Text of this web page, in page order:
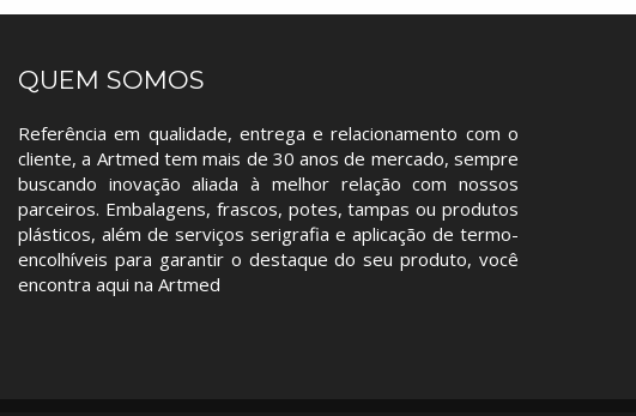
QUEM SOMOS
Referência em qualidade, entrega e relacionamento com o
cliente, a Artmed tem mais de 30 anos de mercado, sempre
buscando inovação aliada à melhor relação com nossos
parceiros. Embalagens, frascos, potes, tampas ou produtos
plásticos, além de serviços serigrafia e aplicação de termo-
encolhíveis para garantir o destaque do seu produto, você
encontra aqui na Artmed